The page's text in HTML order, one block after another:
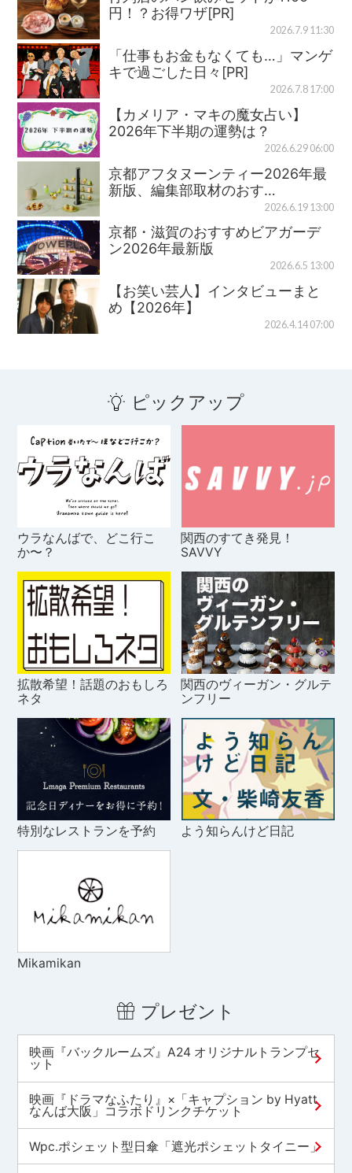
円！？お得ワザ[PR]
2026.7.9 11:30
「仕事もお金もなくても…」マンゲ
キで過ごした日々[PR]
2026.7.8 17:00
【カメリア・マキの魔女占い】
2026年下半期の運勢は？
2026.6.29 06:00
京都アフタヌーンティー2026年最
新版、編集部取材のおす…
2026.6.19 13:00
京都・滋賀のおすすめビアガーデ
ン2026年最新版
2026.6.5 13:00
【お笑い芸人】インタビューまと
め【2026年】
2026.4.14 07:00
ピックアップ
ウラなんばで、どこ行こ
か〜？
関西のすてき発見！
SAVVY
拡散希望！話題のおもしろ
ネタ
関西のヴィーガン・グルテ
ンフリー
特別なレストランを予約 よう知らんけど日記
Mikamikan
プレゼント
映画『バックルームズ』A24 オリジナルトランプセ
ット
映画『ドラマなふたり』×「キャプション by Hyatt
なんば大阪」コラボドリンクチケット
Wpc.ポシェット型日傘「遮光ポシェットタイニー」